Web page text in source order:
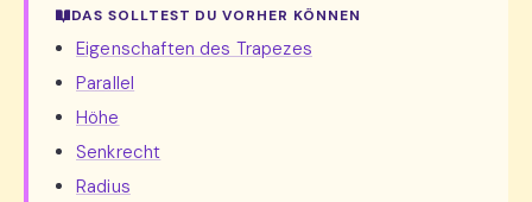
DAS SOLLTEST DU VORHER KÖNNEN
Eigenschaften des Trapezes
Parallel
Höhe
Senkrecht
Radius